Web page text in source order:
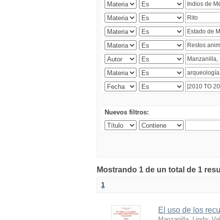
Nuevos filtros:
Mostrando 1 de un total de 1
1
El uso de los